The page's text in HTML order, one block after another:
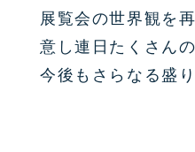
展覧会の世界観を
意し連日たくさん
今後もさらなる盛